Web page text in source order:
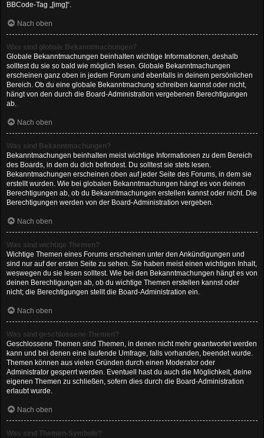
BBCode-Tag „[img]“.
Nach oben
Was sind globale Bekanntmachungen?
Globale Bekanntmachungen beinhalten wichtige Informationen, deshalb
solltest du sie so bald wie möglich lesen. Globale Bekanntmachungen
erscheinen ganz oben in jedem Forum und ebenfalls in deinem persönlichen
Bereich. Ob du eine globale Bekanntmachung schreiben kannst oder nicht,
hängt von den durch die Board-Administration vergebenen Berechtigungen
ab.
Nach oben
Was sind Bekanntmachungen?
Bekanntmachungen beinhalten meist wichtige Informationen zu dem Bereich
des Boards, in dem du dich befindest. Du solltest sie stets lesen.
Bekanntmachungen erscheinen oben auf jeder Seite des Forums, in dem sie
erstellt wurden. Wie bei globalen Bekanntmachungen hängt es von deinen
Berechtigungen ab, ob du Bekanntmachungen erstellen kannst oder nicht. Die
Berechtigungen werden von der Board-Administration vergeben.
Nach oben
Was sind wichtige Themen?
Wichtige Themen eines Forums erscheinen unter den Ankündigungen und
sind nur auf der ersten Seite zu sehen. Sie haben meist einen wichtigen Inhalt,
weswegen du sie lesen solltest. Wie bei den Bekanntmachungen hängt es von
deinen Berechtigungen ab, ob du wichtige Themen erstellen kannst oder
nicht; die Berechtigungen stellt die Board-Administration ein.
Nach oben
Was sind geschlossene Themen?
Geschlossene Themen sind Themen, in denen nicht mehr geantwortet werden
kann und bei denen eine laufende Umfrage, falls vorhanden, beendet wurde.
Themen können aus vielen Gründen durch einen Moderator oder
Administrator gesperrt werden. Eventuell hast du auch die Möglichkeit, deine
eigenen Themen zu schließen, sofern dies durch die Board-Administration
erlaubt wurde.
Nach oben
Was sind Themen-Symbole?